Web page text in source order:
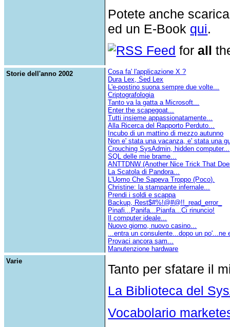
Potete anche
ed un E-Book qui.
RSS Feed forall
Storie dell'anno 2002
Cosa fa' l'applicazione X ?
Dura Lex, Sed Lex
L'e-postino suona sempre due volte...
Criptografologia
Tanto va la gatta a Microsoft...
Enter the scapegoat...
Tutti insieme appassionatamente...
Alla Ricerca del Rapporto Perduto...
Incubo di un mattino di mezzo autunno
Non e' stata una vacanza, e' stata una
Crouching SysAdmin, hidden computer...
SQL delle mie brame...
ANTTDNW (Another Nice Trick That
La Scatola di Pandora...
L'Uomo Che Sapeva Troppo (Poco).
Christine: la stampante infernale...
Prendi i soldi e scappa
Backup, Rest$#%!@#@!!_read_error_
Pinafi...Panifa...Pianfa...Ci rinuncio!
Il computer ideale...
Nuovo giorno, nuovo casino...
...entra un consulente...dopo un po'...ne
Provaci ancora sam...
Manutenzione hardware
Varie
Tanto per sfatare il
La Biblioteca del
Vocabolario